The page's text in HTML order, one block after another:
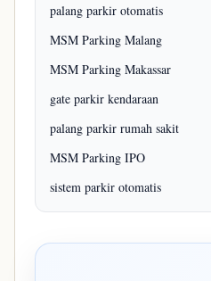
palang parkir otomatis
MSM Parking Malang
MSM Parking Makassar
gate parkir kendaraan
palang parkir rumah sakit
MSM Parking IPO
sistem parkir otomatis